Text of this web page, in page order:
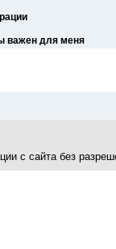
важен для меня
с сайта без